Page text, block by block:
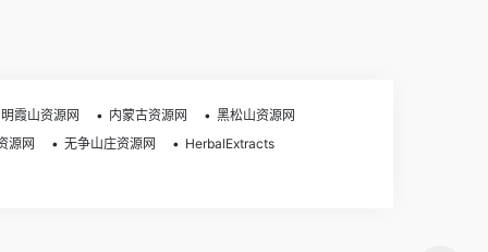
明霞山资源网 内蒙古资源网
黑松山资源网
源网 无争山庄资源网
HerbalExtracts